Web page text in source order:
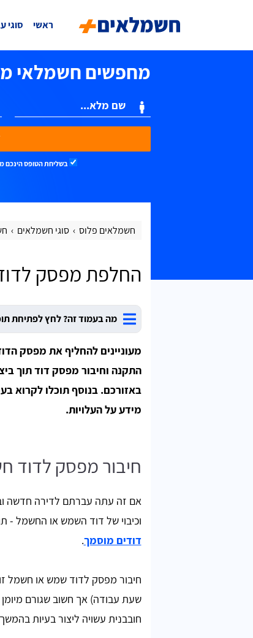
ראשי סוגי
מחפשים חשמלאי
בשליחת הטופס הינכם
חשמלאים פלוס סוגי חשמלאים
החלפת מפסק
מה בעמוד זה? לחץ לפתיחת
מעוניינים להחליף את מפסק
התקנה וחיבור מפסק דוד תוך
באזורכם. בנוסף תוכלו לקרוא
מידע על העלויות.
חיבור מפסק לדוד
אם זה עתה עברתם לדירה חדשה
וכיבוי של דוד השמש או החשמל -
דודים מוסמך.
חיבור מפסק לדוד שמש או חשמל
שעת עבודה) אך חשוב שגורם
חובבנית עשויה ליצור בעיות